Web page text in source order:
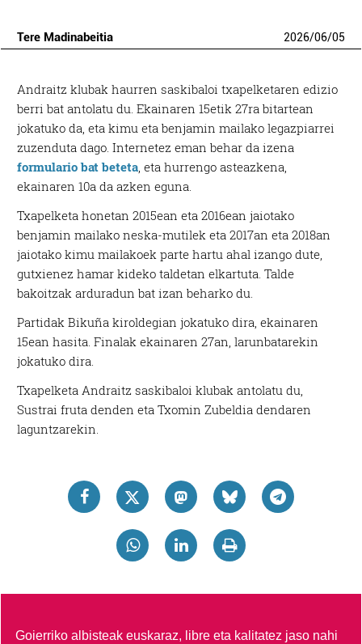
Tere Madinabeitia 2026/06/05
Andraitz klubak haurren saskibaloi txapelketaren edizio
berri bat antolatu du. Ekainaren 15etik 27ra bitartean
jokatuko da, eta kimu eta benjamin mailako legazpiarrei
zuzenduta dago. Internetez eman behar da izena
formulario bat beteta, eta hurrengo asteazkena,
ekainaren 10a da azken eguna.
Txapelketa honetan 2015ean eta 2016ean jaiotako
benjamin mailako neska-mutilek eta 2017an eta 2018an
jaiotako kimu mailakoek parte hartu ahal izango dute,
gutxienez hamar kideko taldetan elkartuta. Talde
bakoitzak arduradun bat izan beharko du.
Partidak Bikuña kiroldegian jokatuko dira, ekainaren
15ean hasita. Finalak ekainaren 27an, larunbatarekin
jokatuko dira.
Txapelketa Andraitz saskibaloi klubak antolatu du,
Sustrai fruta denden eta Txomin Zubeldia dendaren
laguntzarekin.
Goierriko albisteak euskaraz, libre eta kalitatez jaso nahi